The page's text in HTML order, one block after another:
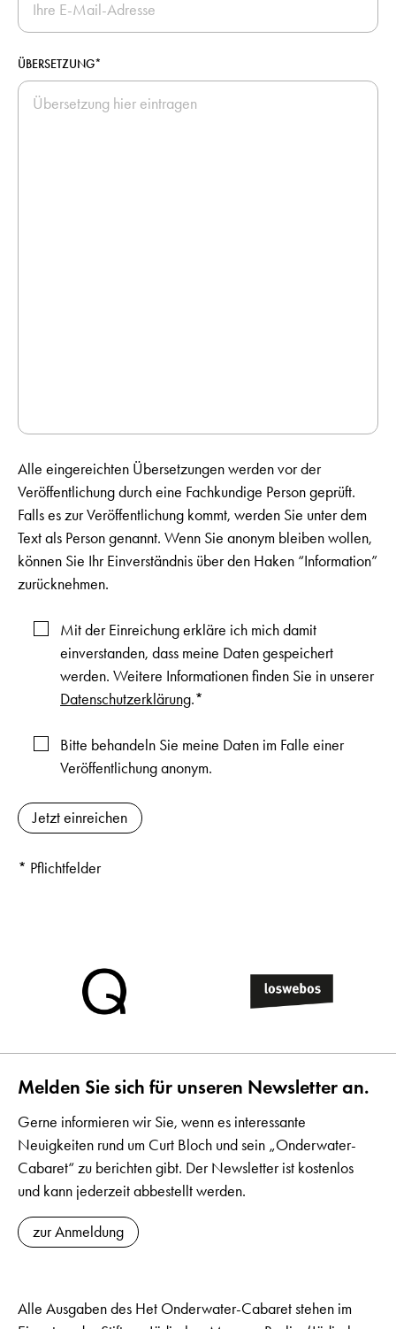
ÜBERSETZUNG*
Alle eingereichten Übersetzungen werden vor der
Veröffentlichung durch eine Fachkundige Person geprüft.
Falls es zur Veröffentlichung kommt, werden Sie unter dem
Text als Person genannt. Wenn Sie anonym bleiben wollen,
können Sie Ihr Einverständnis über den Haken “Information”
zurücknehmen.
Mit der Einreichung erkläre ich mich damit
einverstanden, dass meine Daten gespeichert
werden. Weitere Informationen finden Sie in unserer
Datenschutzerklärung.*
Bitte behandeln Sie meine Daten im Falle einer
Veröffentlichung anonym.
* Pflichtfelder
Melden Sie sich für unseren Newsletter an.
Gerne informieren wir Sie, wenn es interessante
Neuigkeiten rund um Curt Bloch und sein „Onderwater-
Cabaret“ zu berichten gibt. Der Newsletter ist kostenlos
und kann jederzeit abbestellt werden.
zur Anmeldung
Alle Ausgaben des Het Onderwater-Cabaret stehen im